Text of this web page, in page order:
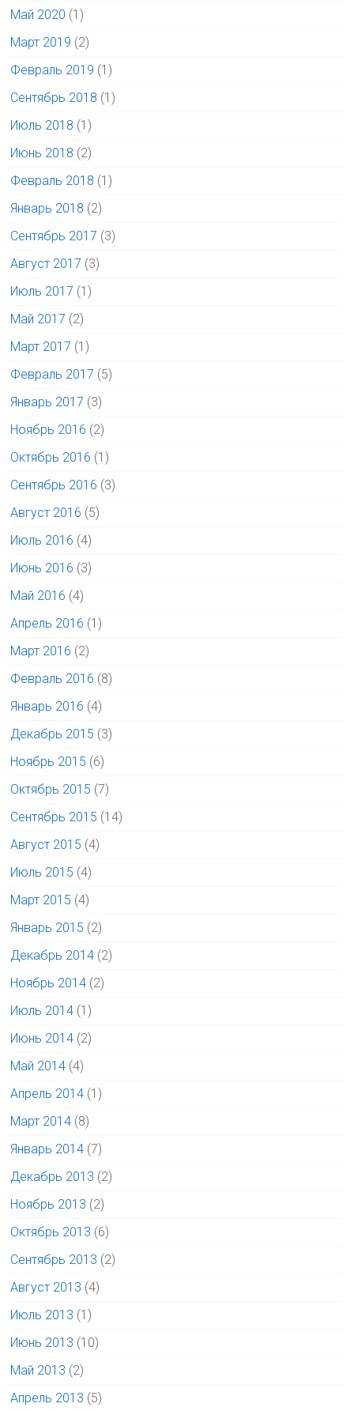
Май 2020 (1)
Март 2019 (2)
Февраль 2019 (1)
Сентябрь 2018 (1)
Июль 2018 (1)
Июнь 2018 (2)
Февраль 2018 (1)
Январь 2018 (2)
Сентябрь 2017 (3)
Август 2017 (3)
Июль 2017 (1)
Май 2017 (2)
Март 2017 (1)
Февраль 2017 (5)
Январь 2017 (3)
Ноябрь 2016 (2)
Октябрь 2016 (1)
Сентябрь 2016 (3)
Август 2016 (5)
Июль 2016 (4)
Июнь 2016 (3)
Май 2016 (4)
Апрель 2016 (1)
Март 2016 (2)
Февраль 2016 (8)
Январь 2016 (4)
Декабрь 2015 (3)
Ноябрь 2015 (6)
Октябрь 2015 (7)
Сентябрь 2015 (14)
Август 2015 (4)
Июль 2015 (4)
Март 2015 (4)
Январь 2015 (2)
Декабрь 2014 (2)
Ноябрь 2014 (2)
Июль 2014 (1)
Июнь 2014 (2)
Май 2014 (4)
Апрель 2014 (1)
Март 2014 (8)
Январь 2014 (7)
Декабрь 2013 (2)
Ноябрь 2013 (2)
Октябрь 2013 (6)
Сентябрь 2013 (2)
Август 2013 (4)
Июль 2013 (1)
Июнь 2013 (10)
Май 2013 (2)
Апрель 2013 (5)